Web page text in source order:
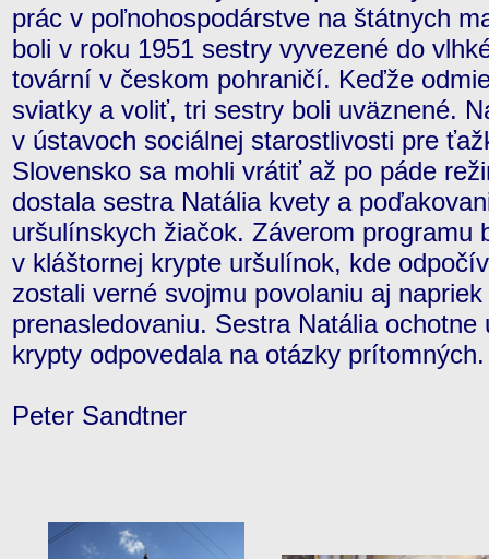
prác v poľnohospodárstve na štátnych
boli v roku 1951 sestry vyvezené do
tovární v českom pohraničí. Keďže
sviatky a voliť, tri sestry boli uväznené.
v ústavoch sociálnej starostlivosti pre
Slovensko sa mohli vrátiť až po páde
dostala sestra Natália kvety a
uršulínskych žiačok. Záverom programu
v kláštornej krypte uršulínok, kde
zostali verné svojmu povolaniu aj
prenasledovaniu. Sestra Natália
krypty odpovedala na otázky prítomných.
Peter Sandtner